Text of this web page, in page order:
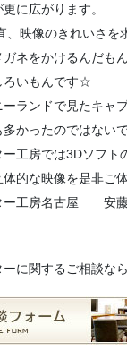
に広がります。
、映像のきれいさを
ネをかけるんだもん
ろいもんです☆
ランドで見たキャ
かったのではない
工房では3Dソフト
的な映像を是非ご
ー工房名古屋 安
ーに関するご相談な